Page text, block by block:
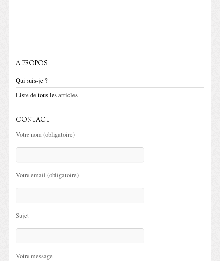
A PROPOS
Qui suis-je ?
Liste de tous les articles
CONTACT
Votre nom (obligatoire)
Votre email (obligatoire)
Sujet
Votre message